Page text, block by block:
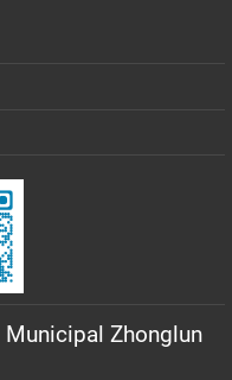
Municipal Zhonglun